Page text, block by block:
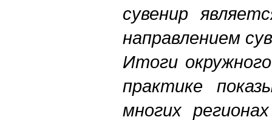
сувенир
направлением
Итоги
практике
многих